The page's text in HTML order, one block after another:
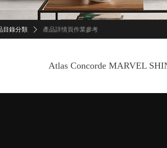
Atlas Concorde MARVEL
目錄分類 ꄲ 產品詳情頁作業參考